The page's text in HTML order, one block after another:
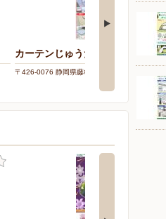
カーテンじゅうたん王国/新藤枝店
〒426-0076 静岡県藤枝市内瀬戸527-1